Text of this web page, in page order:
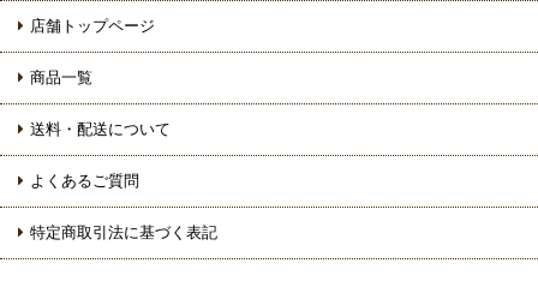
店舗トップページ
商品一覧
送料・配送について
よくあるご質問
特定商取引法に基づく表記